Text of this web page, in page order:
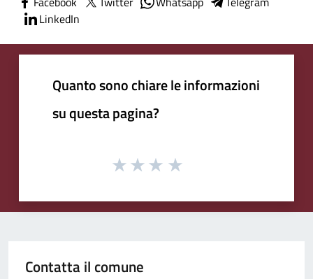
LinkedIn
Quanto sono chiare le informazioni
su questa pagina?
Contatta il comune